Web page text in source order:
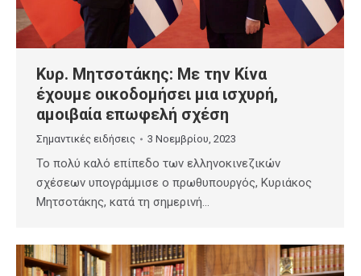
Κυρ. Μητσοτάκης: Με την Κίνα
έχουμε οικοδομήσει μια ισχυρή,
αμοιβαία επωφελή σχέση
Σημαντικές ειδήσεις 3 Νοεμβρίου, 2023
Το πολύ καλό επίπεδο των ελληνοκινεζικών
σχέσεων υπογράμμισε ο πρωθυπουργός, Κυριάκος
Μητσοτάκης, κατά τη σημερινή…